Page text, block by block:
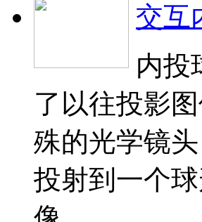
交互
内投
了以往投影
殊的光学镜
投射到一个